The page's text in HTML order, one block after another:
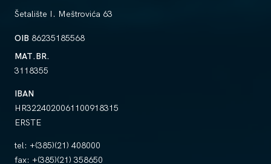
Šetalište I. Meštrovića 63
OIB 86235185568
MAT.BR.
3118355
IBAN
HR3224020061100918315
ERSTE
tel: +(385)(21) 408000
fax: +(385)(21) 358650